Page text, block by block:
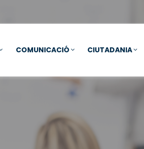
COMUNICACIÓ CIUTADANIA